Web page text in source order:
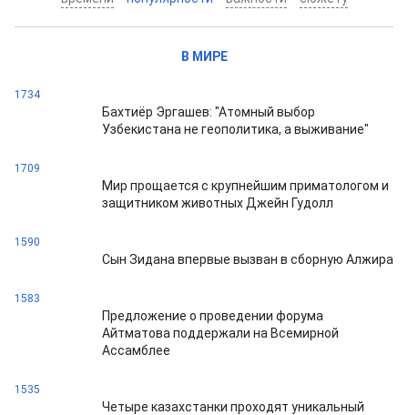
В МИРЕ
1734
Бахтиёр Эргашев: "Атомный выбор
Узбекистана не геополитика, а выживание"
1709
Мир прощается с крупнейшим приматологом и
защитником животных Джейн Гудолл
1590
Сын Зидана впервые вызван в сборную Алжира
1583
Предложение о проведении форума
Айтматова поддержали на Всемирной
Ассамблее
1535
Четыре казахстанки проходят уникальный